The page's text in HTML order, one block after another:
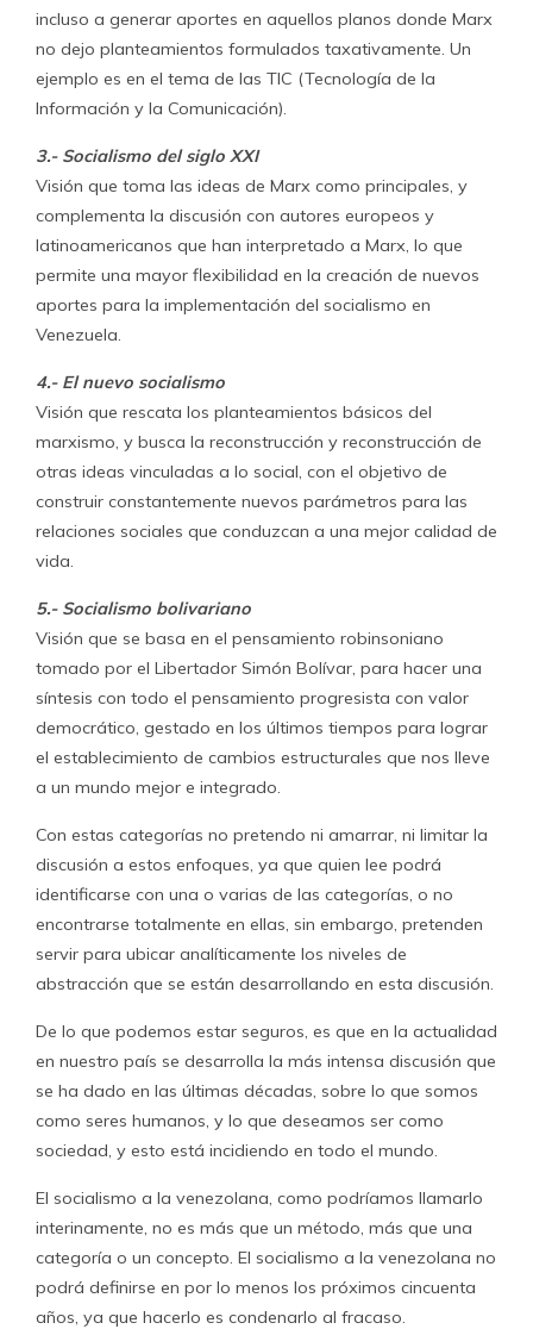
incluso a generar aportes en aquellos planos donde Marx
no dejo planteamientos formulados taxativamente. Un
ejemplo es en el tema de las TIC (Tecnología de la
Información y la Comunicación).
3.- Socialismo del siglo XXI
Visión que toma las ideas de Marx como principales, y
complementa la discusión con autores europeos y
latinoamericanos que han interpretado a Marx, lo que
permite una mayor flexibilidad en la creación de nuevos
aportes para la implementación del socialismo en
Venezuela.
4.- El nuevo socialismo
Visión que rescata los planteamientos básicos del
marxismo, y busca la reconstrucción y reconstrucción de
otras ideas vinculadas a lo social, con el objetivo de
construir constantemente nuevos parámetros para las
relaciones sociales que conduzcan a una mejor calidad de
vida.
5.- Socialismo bolivariano
Visión que se basa en el pensamiento robinsoniano
tomado por el Libertador Simón Bolívar, para hacer una
síntesis con todo el pensamiento progresista con valor
democrático, gestado en los últimos tiempos para lograr
el establecimiento de cambios estructurales que nos lleve
a un mundo mejor e integrado.
Con estas categorías no pretendo ni amarrar, ni limitar la
discusión a estos enfoques, ya que quien lee podrá
identificarse con una o varias de las categorías, o no
encontrarse totalmente en ellas, sin embargo, pretenden
servir para ubicar analíticamente los niveles de
abstracción que se están desarrollando en esta discusión.
De lo que podemos estar seguros, es que en la actualidad
en nuestro país se desarrolla la más intensa discusión que
se ha dado en las últimas décadas, sobre lo que somos
como seres humanos, y lo que deseamos ser como
sociedad, y esto está incidiendo en todo el mundo.
El socialismo a la venezolana, como podríamos llamarlo
interinamente, no es más que un método, más que una
categoría o un concepto. El socialismo a la venezolana no
podrá definirse en por lo menos los próximos cincuenta
años, ya que hacerlo es condenarlo al fracaso.